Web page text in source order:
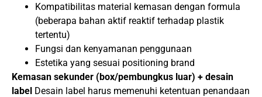
Kompatibilitas material kemasan dengan formula
(beberapa bahan aktif reaktif terhadap plastik
tertentu)
Fungsi dan kenyamanan penggunaan
Estetika yang sesuai positioning brand
Kemasan sekunder (box/pembungkus luar) + desain
label Desain label harus memenuhi ketentuan penandaan